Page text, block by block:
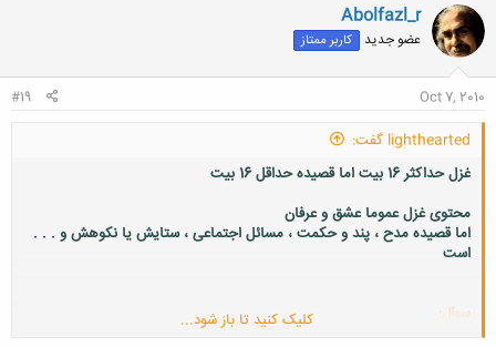
Abolfazl_r
عضو جدید کاربر ممتاز
Oct 7, 2010
#19
lighthearted گفت:
غزل حداکثر 16 بیت اما قصیده حداقل 16 بیت
محتوی غزل عموما عشق و عرفان
اما قصیده مدح ، پند و حکمت ، مسائل اجتماعی ، ستایش یا نکوهش و . . .
است
سوال:
جمعیت دقیق ایران چند نفر هستش ؟؟؟؟؟؟؟؟؟
کلیک کنید تا باز شود...